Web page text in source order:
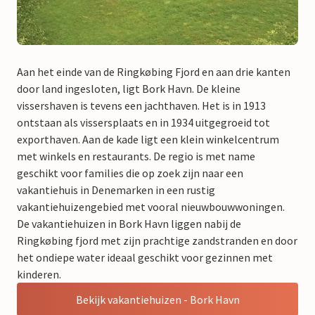
Aan het einde van de Ringkøbing Fjord en aan drie kanten
door land ingesloten, ligt Bork Havn. De kleine
vissershaven is tevens een jachthaven. Het is in 1913
ontstaan als vissersplaats en in 1934 uitgegroeid tot
exporthaven. Aan de kade ligt een klein winkelcentrum
met winkels en restaurants. De regio is met name
geschikt voor families die op zoek zijn naar een
vakantiehuis in Denemarken in een rustig
vakantiehuizengebied met vooral nieuwbouwwoningen.
De vakantiehuizen in Bork Havn liggen nabij de
Ringkøbing fjord met zijn prachtige zandstranden en door
het ondiepe water ideaal geschikt voor gezinnen met
kinderen.
Bekijk vakantiehuizen - Bork Havn